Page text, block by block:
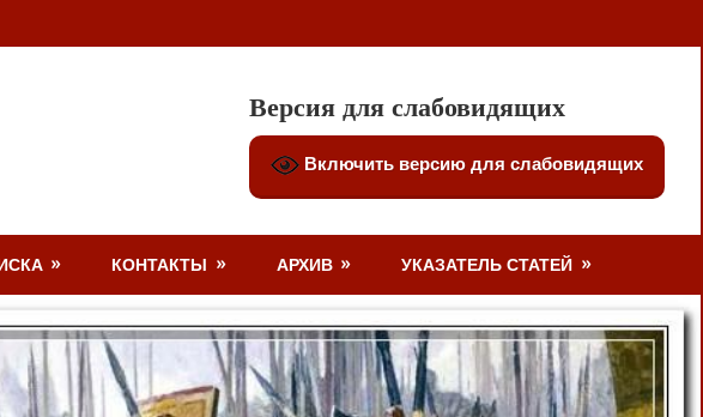
Версия для слабовидящих
Включить версию для слабовидящих
КОНТАКТЫ АРХИВ УКАЗАТЕЛЬ СТАТЕЙ